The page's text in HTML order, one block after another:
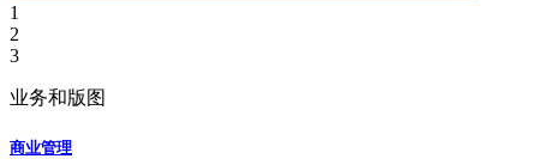
1
2
3
业务和版图
商业管理